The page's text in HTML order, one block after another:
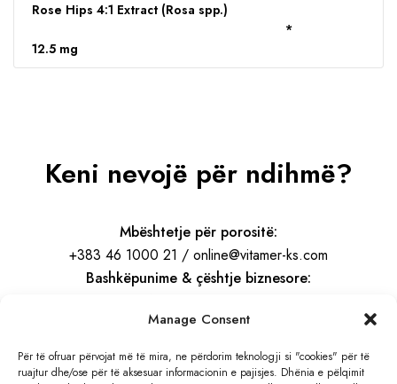
Manage Consent
Për të ofruar përvojat më të mira, ne përdorim teknologji si "cookies" për të
ruajtur dhe/ose për të aksesuar informacionin e pajisjes. Dhënia e pëlqimit
Rose Hips 4:1 Extract (Rosa spp.)
12.5 mg
*
Keni nevojë për ndihmë?
Mbështetje për porositë:
+383 46 1000 21 / online@vitamer-ks.com
Bashkëpunime & çështje biznesore:
Orari i punës:
E Hënë – E Premte